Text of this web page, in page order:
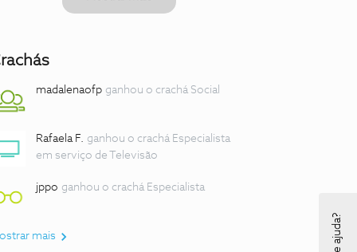
madalenaofp ganhou o crachá Social
Rafaela F. ganhou o crachá Especialista
em serviço de Televisão
jppo ganhou o crachá Especialista
mais